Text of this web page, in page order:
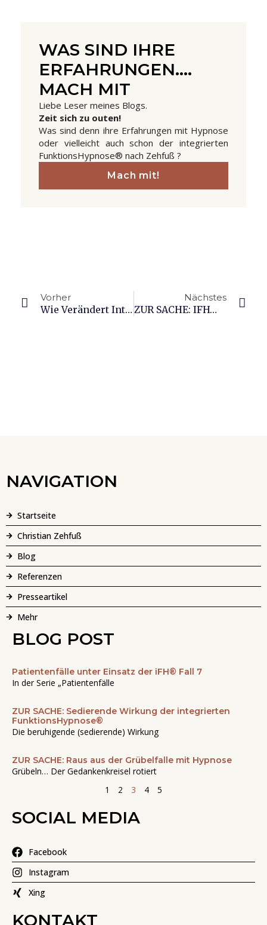
WAS SIND IHRE
ERFAHRUNGEN....
MACH MIT
Liebe Leser meines Blogs.
Zeit sich zu outen!
Was sind denn ihre Erfahrungen mit Hypnose
oder vielleicht auch schon der integrierten
FunktionsHypnose® nach Zehfuß ?
Mach mit!
Vorher
Wie Verändert Integrierte FunktionsHypnose Bewegungsmuster Und Muskeltonus?
Nächstes
ZUR SACHE: IFH® In Der Sportphysiotherapie… Muskeltonus
NAVIGATION
Startseite
Christian Zehfuß
Blog
Referenzen
Presseartikel
Mehr
BLOG POST
Patientenfälle unter Einsatz der iFH® Fall 7
In der Serie „Patientenfälle
ZUR SACHE: Sedierende Wirkung der integrierten
FunktionsHypnose®
Die beruhigende (sedierende) Wirkung
ZUR SACHE: Raus aus der Grübelfalle mit Hypnose
Grübeln… Der Gedankenkreisel rotiert
Seite
1
Seite
2
Seite
3
Seite
4
Seite
5
SOCIAL MEDIA
Facebook
Instagram
Xing
KONTAKT